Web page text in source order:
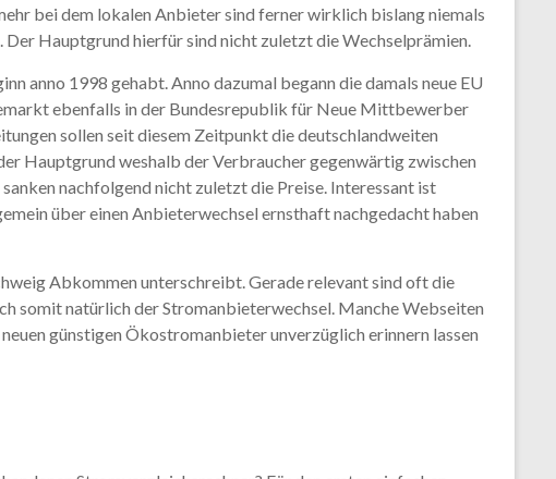
bei dem lokalen Anbieter sind ferner wirklich bislang niemals
Der Hauptgrund hierfür sind nicht zuletzt die Wechselprämien.
anno 1998 gehabt. Anno dazumal begann die damals neue EU
ebenfalls in der Bundesrepublik für Neue Mittbewerber
sollen seit diesem Zeitpunkt die deutschlandweiten
Hauptgrund weshalb der Verbraucher gegenwärtig zwischen
nachfolgend nicht zuletzt die Preise. Interessant ist
über einen Anbieterwechsel ernsthaft nachgedacht haben
Abkommen unterschreibt. Gerade relevant sind oft die
somit natürlich der Stromanbieterwechsel. Manche Webseiten
günstigen Ökostromanbieter unverzüglich erinnern lassen